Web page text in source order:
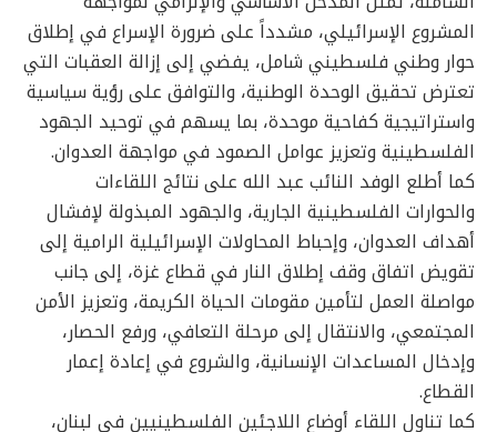
المشروع الإسرائيلي، مشدداً على ضرورة الإسراع في إطلاق
حوار وطني فلسطيني شامل، يفضي إلى إزالة العقبات التي
تعترض تحقيق الوحدة الوطنية، والتوافق على رؤية سياسية
واستراتيجية كفاحية موحدة، بما يسهم في توحيد الجهود
الفلسطينية وتعزيز عوامل الصمود في مواجهة العدوان.
كما أطلع الوفد النائب عبد الله على نتائج اللقاءات
والحوارات الفلسطينية الجارية، والجهود المبذولة لإفشال
أهداف العدوان، وإحباط المحاولات الإسرائيلية الرامية إلى
تقويض اتفاق وقف إطلاق النار في قطاع غزة، إلى جانب
مواصلة العمل لتأمين مقومات الحياة الكريمة، وتعزيز الأمن
المجتمعي، والانتقال إلى مرحلة التعافي، ورفع الحصار،
وإدخال المساعدات الإنسانية، والشروع في إعادة إعمار
القطاع.
كما تناول اللقاء أوضاع اللاجئين الفلسطينيين في لبنان،